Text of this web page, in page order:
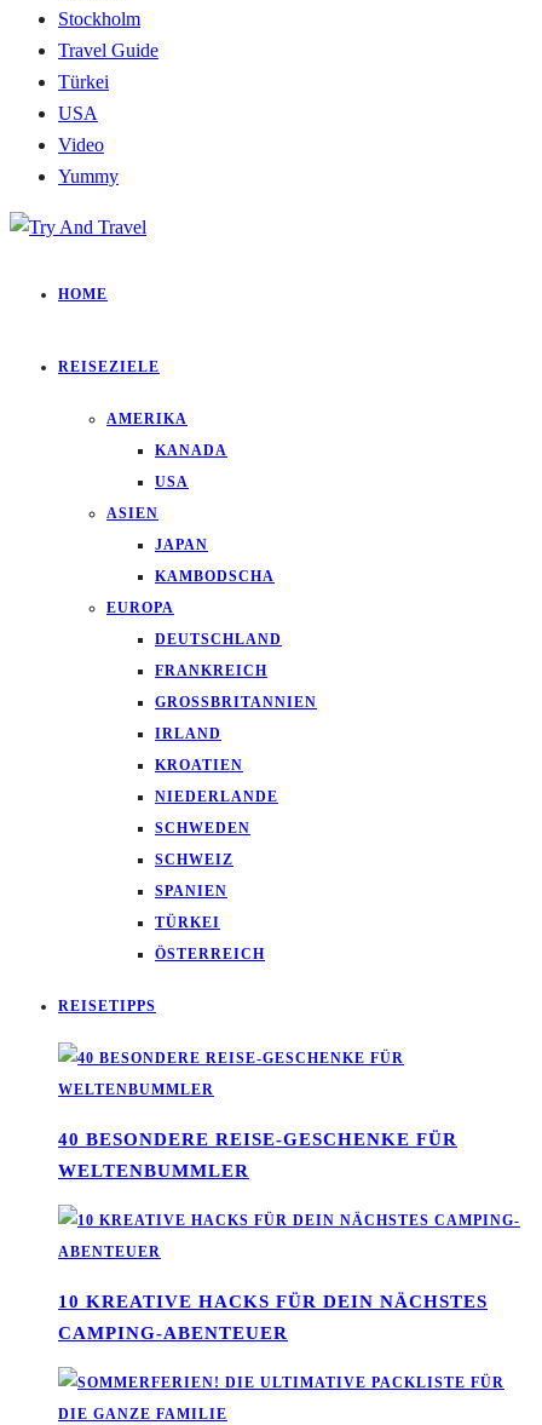
Stockholm
Travel Guide
Türkei
USA
Video
Yummy
HOME
REISEZIELE
AMERIKA
KANADA
USA
ASIEN
JAPAN
KAMBODSCHA
EUROPA
DEUTSCHLAND
FRANKREICH
GROSSBRITANNIEN
IRLAND
KROATIEN
NIEDERLANDE
SCHWEDEN
SCHWEIZ
SPANIEN
TÜRKEI
ÖSTERREICH
REISETIPPS
40 BESONDERE REISE-GESCHENKE FÜR
WELTENBUMMLER
10 KREATIVE HACKS FÜR DEIN NÄCHSTES
CAMPING-ABENTEUER